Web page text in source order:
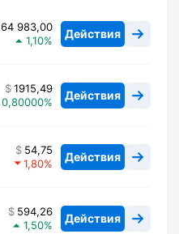
64 983,00
1,10
Действия
1915,49
0,80000
Действия
54,75
1,80
Действия
594,26
1,50
Действия